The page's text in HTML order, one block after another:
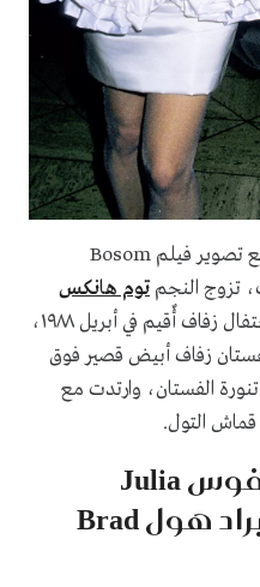
بعد لقائهما الأول عام ١٩٨١ في موقع تصوير فيلم Bosom
توم هانكس
بالممثلة الشهيرة ريتا ويلسون في احتفال زفاف أٌقيم في أبريل ١٩٨٨،
زفاف أبيض قصير فوق
الفستان، وارتدت مع
التول.
جوليا لويس دريفوس Julia
Louis-Dreyfus وبراد هول Brad